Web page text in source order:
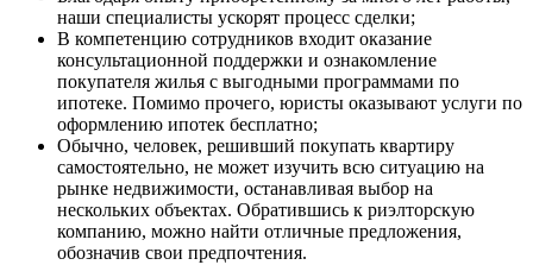
наши специалисты ускорят процесс сделки;
В компетенцию сотрудников входит оказание
консультационной поддержки и ознакомление
покупателя жилья с выгодными программами по
ипотеке. Помимо прочего, юристы оказывают услуги по
оформлению ипотек бесплатно;
Обычно, человек, решивший покупать квартиру
самостоятельно, не может изучить всю ситуацию на
рынке недвижимости, останавливая выбор на
нескольких объектах. Обратившись к риэлторскую
компанию, можно найти отличные предложения,
обозначив свои предпочтения.